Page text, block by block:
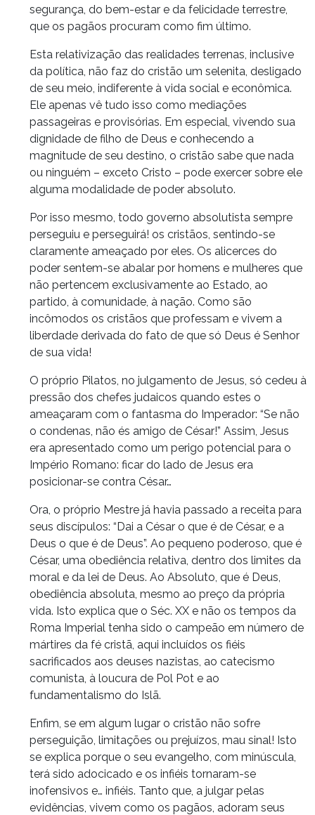
segurança, do bem-estar e da felicidade terrestre,
que os pagãos procuram como fim último.
Esta relativização das realidades terrenas, inclusive
da política, não faz do cristão um selenita, desligado
de seu meio, indiferente à vida social e econômica.
Ele apenas vê tudo isso como mediações
passageiras e provisórias. Em especial, vivendo sua
dignidade de filho de Deus e conhecendo a
magnitude de seu destino, o cristão sabe que nada
ou ninguém – exceto Cristo – pode exercer sobre ele
alguma modalidade de poder absoluto.
Por isso mesmo, todo governo absolutista sempre
perseguiu e perseguirá! os cristãos, sentindo-se
claramente ameaçado por eles. Os alicerces do
poder sentem-se abalar por homens e mulheres que
não pertencem exclusivamente ao Estado, ao
partido, à comunidade, à nação. Como são
incômodos os cristãos que professam e vivem a
liberdade derivada do fato de que só Deus é Senhor
de sua vida!
O próprio Pilatos, no julgamento de Jesus, só cedeu à
pressão dos chefes judaicos quando estes o
ameaçaram com o fantasma do Imperador: “Se não
o condenas, não és amigo de César!” Assim, Jesus
era apresentado como um perigo potencial para o
Império Romano: ficar do lado de Jesus era
posicionar-se contra César…
Ora, o próprio Mestre já havia passado a receita para
seus discípulos: “Dai a César o que é de César, e a
Deus o que é de Deus”. Ao pequeno poderoso, que é
César, uma obediência relativa, dentro dos limites da
moral e da lei de Deus. Ao Absoluto, que é Deus,
obediência absoluta, mesmo ao preço da própria
vida. Isto explica que o Séc. XX e não os tempos da
Roma Imperial tenha sido o campeão em número de
mártires da fé cristã, aqui incluídos os fiéis
sacrificados aos deuses nazistas, ao catecismo
comunista, à loucura de Pol Pot e ao
fundamentalismo do Islã.
Enfim, se em algum lugar o cristão não sofre
perseguição, limitações ou prejuízos, mau sinal! Isto
se explica porque o seu evangelho, com minúscula,
terá sido adocicado e os infiéis tornaram-se
inofensivos e… infiéis. Tanto que, a julgar pelas
evidências, vivem como os pagãos, adoram seus